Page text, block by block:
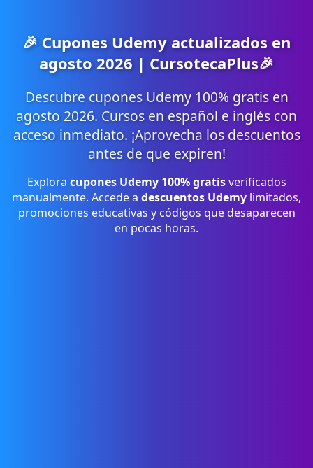
🎉 Cupones Udemy actualizados en
agosto 2026 | CursotecaPlus🎉
Descubre cupones Udemy 100% gratis en
agosto 2026. Cursos en español e inglés con
acceso inmediato. ¡Aprovecha los descuentos
antes de que expiren!
Explora cupones Udemy 100% gratisverificados
manualmente. Accede a descuentos Udemy limitados,
promociones educativas y códigos que desaparecen
en pocas horas.